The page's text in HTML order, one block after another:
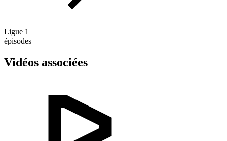
Ligue 1
épisodes
Vidéos associées